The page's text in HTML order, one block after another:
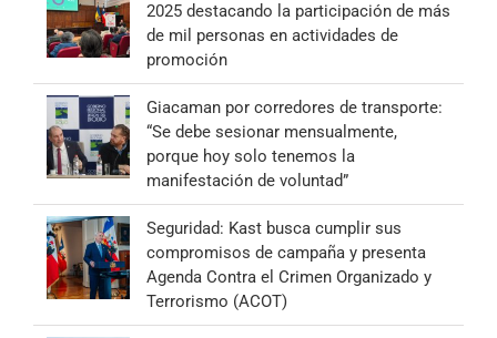
2025 destacando la participación de más
de mil personas en actividades de
promoción
Giacaman por corredores de transporte:
“Se debe sesionar mensualmente,
porque hoy solo tenemos la
manifestación de voluntad”
Seguridad: Kast busca cumplir sus
compromisos de campaña y presenta
Agenda Contra el Crimen Organizado y
Terrorismo (ACOT)